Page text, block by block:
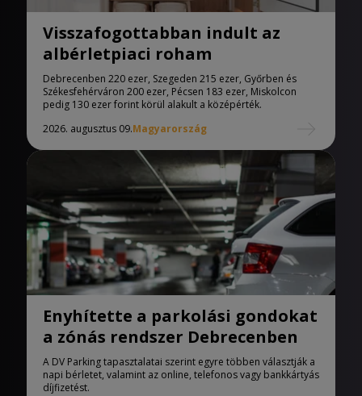
Visszafogottabban indult az
albérletpiaci roham
Debrecenben 220 ezer, Szegeden 215 ezer, Győrben és
Székesfehérváron 200 ezer, Pécsen 183 ezer, Miskolcon
pedig 130 ezer forint körül alakult a középérték.
2026. augusztus 09.Magyarország
Enyhítette a parkolási gondokat
a zónás rendszer Debrecenben
A DV Parking tapasztalatai szerint egyre többen választják a
napi bérletet, valamint az online, telefonos vagy bankkártyás
díjfizetést.